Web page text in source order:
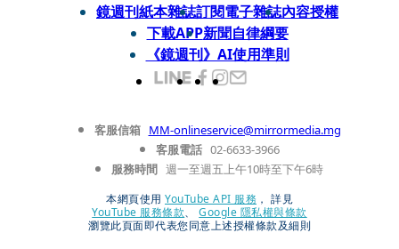
鏡週刊紙本雜誌訂閱電子雜誌內容授權
下載APP新聞自律綱要
《鏡週刊》AI使用準則
客服信箱 MM-onlineservice@mirrormedia.mg
客服電話 02-6633-3966
服務時間 週一至週五上午10時至下午6時
本網頁使用 YouTube API 服務 ， 詳見
YouTube 服務條款、
Google 隱私權與條款
瀏覽此頁面即代表您同意上述授權條款及細則